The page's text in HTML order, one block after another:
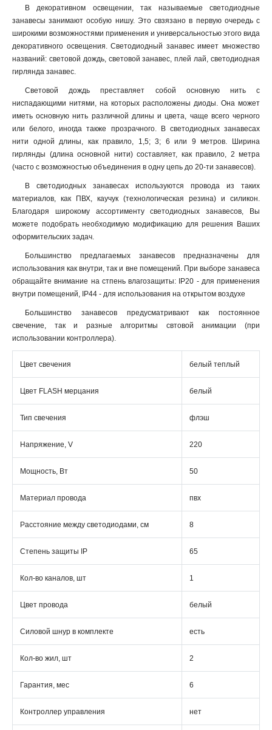
В декоративном освещении, так называемые светодиодные
занавесы занимают особую нишу. Это свзязано в первую очередь с
широкими возможностями применения и универсальностью этого вида
декоративного освещения. Светодиодный занавес имеет множество
названий: световой дождь, световой занавес, плей лай, светодиодная
гирлянда занавес.
Световой дождь преставляет собой основную нить с
ниспадающими нитями, на которых расположены диоды. Она может
иметь основную нить различной длины и цвета, чаще всего черного
или белого, иногда также прозрачного. В светодиодных занавесах
нити одной длины, как правило, 1,5; 3; 6 или 9 метров. Ширина
гирлянды (длина основной нити) составляет, как правило, 2 метра
(часто с возможностью объединения в одну цепь до 20-ти занавесов).
В светодиодных занавесах используются провода из таких
материалов, как ПВХ, каучук (технологическая резина) и силикон.
Благодаря широкому ассортименту светодиодных занавесов, Вы
можете подобрать необходимую модификацию для решения Ваших
оформительских задач.
Большинство предлагаемых занавесов предназначены для
использования как внутри, так и вне помещений. При выборе занавеса
обращайте внимание на стпень влагозащиты: IP20 - для применения
внутри помещений, IP44 - для использования на открытом воздухе
Большинство занавесов предусматривают как постоянное
свечение, так и разные алгоритмы свтовой анимации (при
использовании контроллера).
Цвет свечения белый теплый
Цвет FLASH мерцания белый
Тип свечения флэш
Напряжение, V 220
Мощность, Вт 50
Материал провода пвх
Расстояние между светодиодами, см 8
Степень защиты IP 65
Кол-во каналов, шт 1
Цвет провода белый
Силовой шнур в комплекте есть
Кол-во жил, шт 2
Гарантия, мес 6
Контроллер управления нет